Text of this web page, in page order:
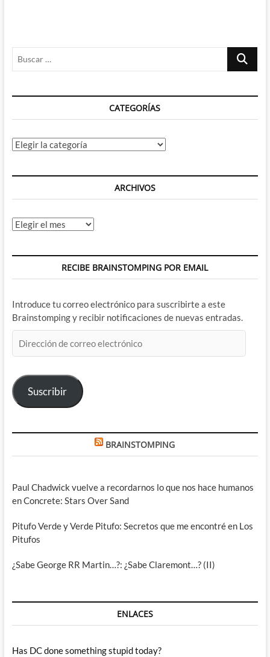
Buscar
CATEGORÍAS
Categorías
ARCHIVOS
Archivos
RECIBE BRAINSTOMPING POR EMAIL
Introduce tu correo electrónico para suscribirte a este
Brainstomping y recibir notificaciones de nuevas entradas.
de
electrónico
Suscribir
BRAINSTOMPING
Paul Chadwick vuelve a recordarnos lo que nos hace humanos
en Concrete: Stars Over Sand
Pitufo Verde y Verde Pitufo: Secretos que me encontré en Los
Pitufos
¿Sabe George RR Martin…?: ¿Sabe Claremont…? (II)
ENLACES
Has DC done something stupid today?